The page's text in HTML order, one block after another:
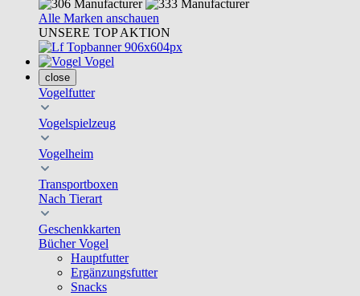
Alle Marken anschauen
UNSERE TOP AKTION
Vogel
close
Vogelfutter
Vogelspielzeug
Vogelheim
Transportboxen
Nach Tierart
Geschenkkarten
Bücher Vogel
Hauptfutter
Ergänzungsfutter
Snacks